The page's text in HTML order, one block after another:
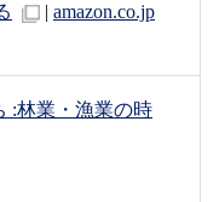
| amazon.co.jp
:林業・漁業の時